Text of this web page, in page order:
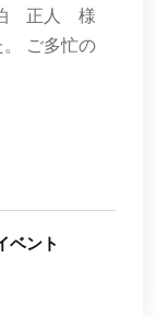
泊 正人 様
ご多忙の
ベント